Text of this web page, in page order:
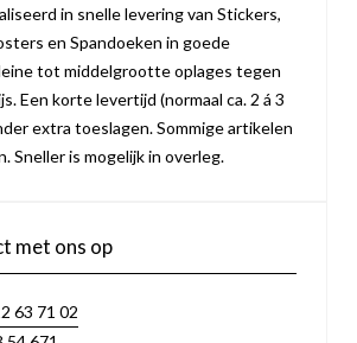
in snelle levering van Stickers,
en Spandoeken in goede
tot middelgrootte oplages tegen
Een korte levertijd (normaal ca. 2 á 3
extra toeslagen. Sommige artikelen
Sneller is mogelijk in overleg.
met ons op
63 71 02